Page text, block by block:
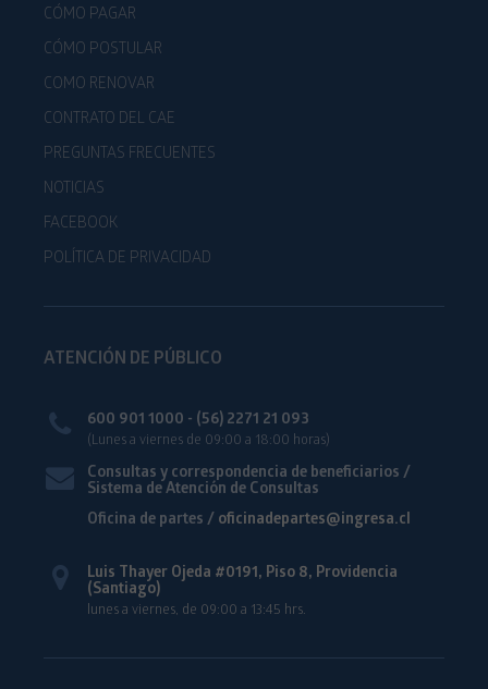
CÓMO PAGAR
CÓMO POSTULAR
COMO RENOVAR
CONTRATO DEL CAE
PREGUNTAS FRECUENTES
NOTICIAS
FACEBOOK
POLÍTICA DE PRIVACIDAD
ATENCIÓN DE PÚBLICO
600 901 1000 - (56) 2271 21 093
(Lunes a viernes de 09:00 a 18:00 horas)
Consultas y correspondencia de beneficiarios /
Sistema de Atención de Consultas
Oficina de partes / oficinadepartes@ingresa.cl
Luis Thayer Ojeda #0191, Piso 8, Providencia
(Santiago)
lunes a viernes, de 09:00 a 13:45 hrs.